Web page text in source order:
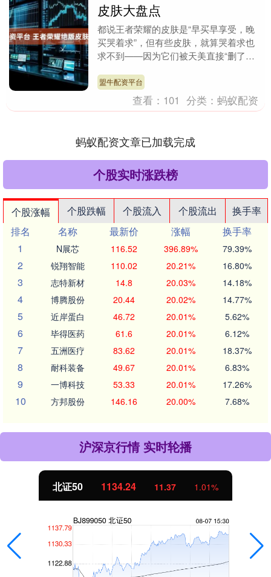
皮肤大盘点
都说王者荣耀的皮肤是“早买早享受，晚
买哭着求”，但有些皮肤，就算哭着求也
求不到——因为它们被天美直接“删了皮
让百万玩家捶胸....
盟牛配资平台
查看： 101 分类：蚂蚁配资
蚂蚁配资文章已加载完成
个股实时涨跌榜
个股涨幅 个股跌幅 个股流入 个股流出
换手率
排名
名称 最新价 涨幅
换手率
1
N展芯 116.52 396.89% 79.39%
2 锐翔智能 110.02 20.21% 16.80%
3 志特新材 14.8 20.03% 14.18%
4 博腾股份 20.44 20.02% 14.77%
5 近岸蛋白 46.72 20.01% 5.62%
6 毕得医药 61.6 20.01% 6.12%
7 五洲医疗 83.62 20.01% 18.37%
8 耐科装备 49.67 20.01% 6.83%
9 一博科技 53.33 20.01% 17.26%
10 方邦股份 146.16 20.00% 7.68%
沪深京行情 实时轮播
北证50 1134.24 11.37 1.01%